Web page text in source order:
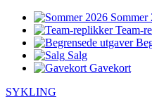
Sommer
Team-
Salg
Gavekort
SYKLING